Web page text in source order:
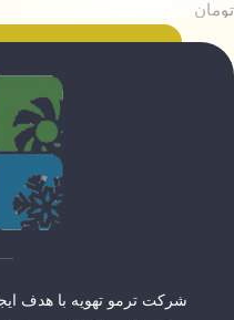
تومان
شرکت ترمو تهویه با هدف